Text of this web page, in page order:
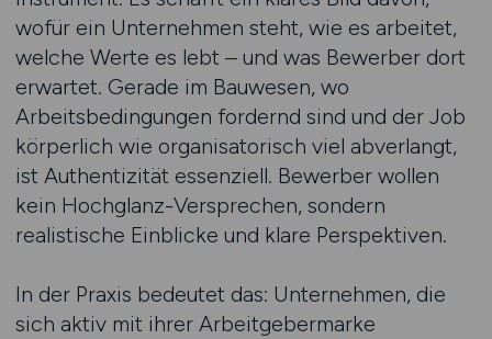
wofür ein Unternehmen steht, wie es arbeitet,
welche Werte es lebt – und was Bewerber dort
erwartet. Gerade im Bauwesen, wo
Arbeitsbedingungen fordernd sind und der Job
körperlich wie organisatorisch viel abverlangt,
ist Authentizität essenziell. Bewerber wollen
kein Hochglanz-Versprechen, sondern
realistische Einblicke und klare Perspektiven.
In der Praxis bedeutet das: Unternehmen, die
sich aktiv mit ihrer Arbeitgebermarke